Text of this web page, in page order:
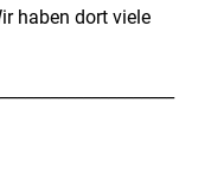
haben dort viele